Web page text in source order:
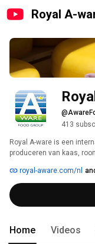
Royal A-
413
Royal A-ware is een
produceren van kaas,
producten in West-
verschillende
informatie via www.royal-
royal-aware.com/nl
Home Videos